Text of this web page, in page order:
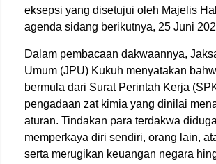
eksepsi yang disetujui oleh Majelis
agenda sidang berikutnya, 25 Juni
Dalam pembacaan dakwaannya,
Umum (JPU) Kukuh menyatakan
bermula dari Surat Perintah Kerja
pengadaan zat kimia yang dinilai
aturan. Tindakan para terdakwa
memperkaya diri sendiri, orang lain,
serta merugikan keuangan negara